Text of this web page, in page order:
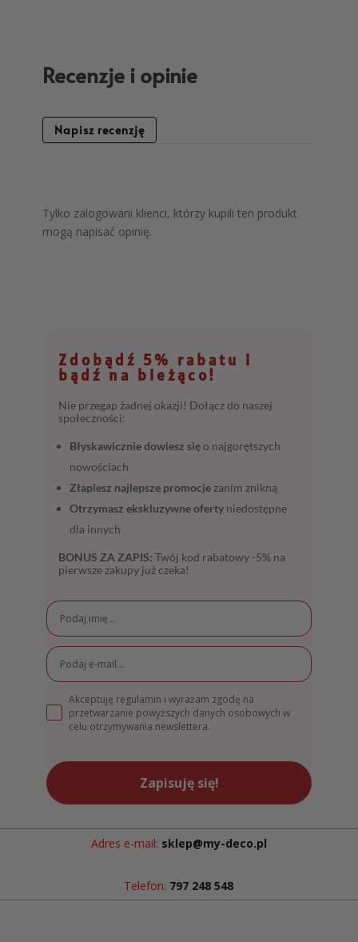
Recenzje i opinie
Napisz recenzję
Tylko zalogowani klienci, którzy kupili ten produkt
mogą napisać opinię.
Zdobądź 5% rabatu i
bądź na bieżąco!
Nie przegap żadnej okazji! Dołącz do naszej
społeczności:
Błyskawicznie dowiesz sięo najgorętszych
nowościach
Złapiesz najlepsze promocje zanim znikną
Otrzymasz ekskluzywne oferty niedostępne
dla innych
BONUS ZA ZAPIS: Twój kod rabatowy -5% na
pierwsze zakupy już czeka!
Akceptuję regulamin i wyrażam zgodę na
przetwarzanie powyższych danych osobowych w
celu otrzymywania newslettera.
Zapisuję się!
Adres e-mail: sklep@my-deco.pl
Telefon: 797 248 548